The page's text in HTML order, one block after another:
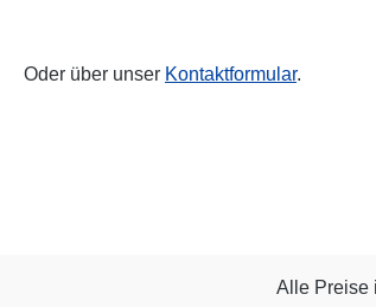
Oder über unser Kontaktformular.
Alle Preise